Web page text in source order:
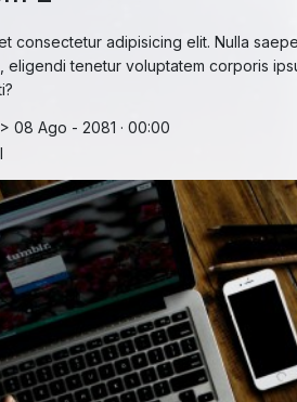
consectetur adipisicing elit. Nulla
eligendi tenetur voluptatem corporis
> 08 Ago - 2081 · 00:00